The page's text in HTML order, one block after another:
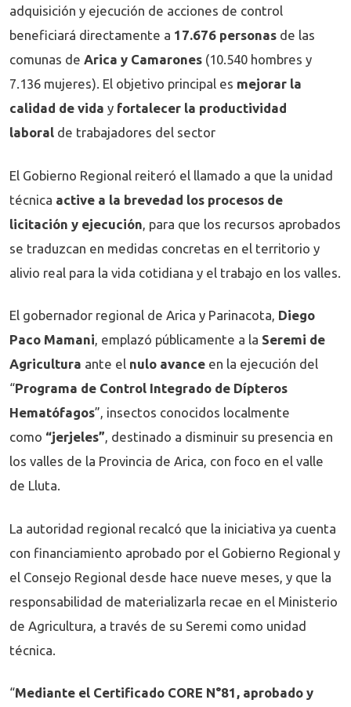
adquisición y ejecución de acciones de control
beneficiará directamente a 17.676 personas de las
comunas de Arica y Camarones (10.540 hombres y
7.136 mujeres). El objetivo principal es mejorar la
calidad de vida y fortalecer la productividad
laboral de trabajadores del sector
El Gobierno Regional reiteró el llamado a que la unidad
técnica active a la brevedad los procesos de
licitación y ejecución , para que los recursos aprobados
se traduzcan en medidas concretas en el territorio y
alivio real para la vida cotidiana y el trabajo en los valles.
El gobernador regional de Arica y Parinacota, Diego
Paco Mamani, emplazó públicamente a la Seremi de
Agricultura ante el nulo avance en la ejecución del
“Programa de Control Integrado de Dípteros
Hematófagos”, insectos conocidos localmente
como “jerjeles”, destinado a disminuir su presencia en
los valles de la Provincia de Arica, con foco en el valle
de Lluta.
La autoridad regional recalcó que la iniciativa ya cuenta
con financiamiento aprobado por el Gobierno Regional y
el Consejo Regional desde hace nueve meses, y que la
responsabilidad de materializarla recae en el Ministerio
de Agricultura, a través de su Seremi como unidad
técnica.
“Mediante el Certificado CORE N°81, aprobado y